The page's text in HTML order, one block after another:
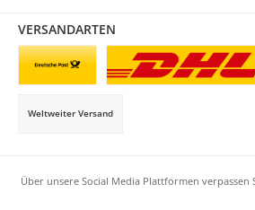
VERSANDARTEN
Weltweiter Versand
Über unsere Social Media Plattformen verpassen